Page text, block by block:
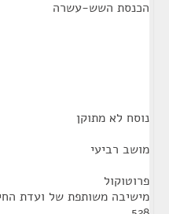
הכנסת השש-עשרה
נוסח לא מתוקן
מושב רביעי
פרוטוקול
מישיבה משותפת של ועדת